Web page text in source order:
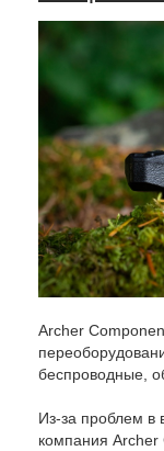
Archer
беспроводные,
Из-за проблем в
компания Archer